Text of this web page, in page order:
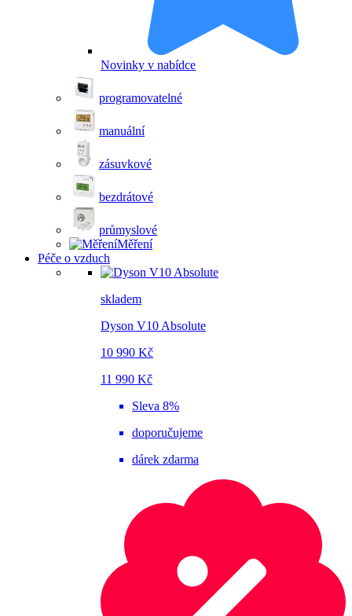
Novinky v nabídce
programovatelné
manuální
zásuvkové
bezdrátové
průmyslové
Měření
Péče o vzduch
skladem
Dyson V10 Absolute
10 990 Kč
11 990 Kč
Sleva 8%
doporučujeme
dárek zdarma